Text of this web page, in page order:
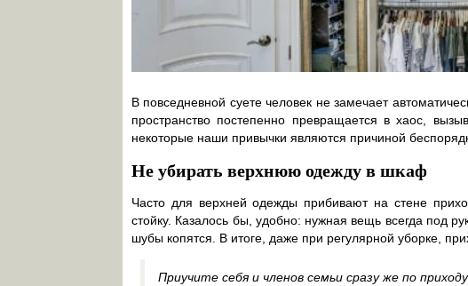
В повседневной суете человек не замечает
пространство постепенно превращается в хаос,
некоторые наши привычки являются причиной
Не убирать верхнюю одежду в шкаф
Часто для верхней одежды прибивают на стене
стойку. Казалось бы, удобно: нужная вещь всегда под
шубы копятся. В итоге, даже при регулярной уборке,
Приучите себя и членов семьи сразу же по